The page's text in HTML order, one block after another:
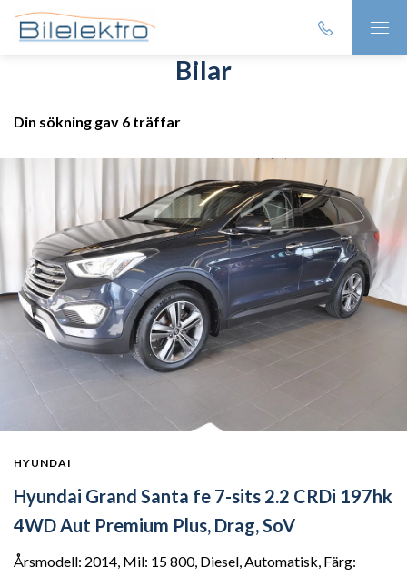
Bilar
Din sökning gav 6 träffar
HYUNDAI
Hyundai Grand Santa fe 7-sits 2.2 CRDi 197hk
4WD Aut Premium Plus, Drag, SoV
Årsmodell: 2014, Mil: 15 800, Diesel, Automatisk, Färg: